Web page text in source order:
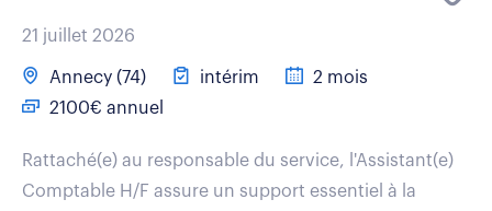
21 juillet 2026
Annecy (74) intérim
2 mois
2100€ annuel
Rattaché(e) au responsable du service, l'Assistant(e)
Comptable H/F assure un support essentiel à la